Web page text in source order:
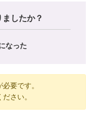
したか？
なった
必要です。
さい。